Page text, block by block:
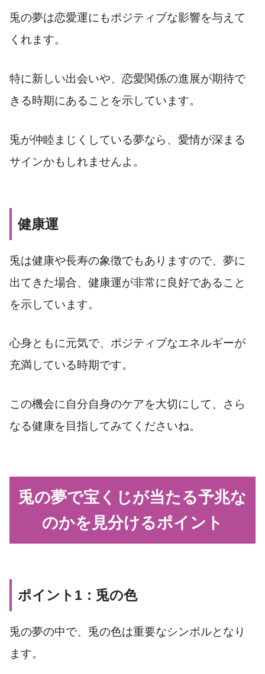
兎の夢は恋愛運にもポジティブな影響を与えて
くれます。
特に新しい出会いや、恋愛関係の進展が期待で
きる時期にあることを示しています。
兎が仲睦まじくしている夢なら、愛情が深まる
サインかもしれませんよ。
健康運
兎は健康や長寿の象徴でもありますので、夢に
出てきた場合、健康運が非常に良好であること
を示しています。
心身ともに元気で、ポジティブなエネルギーが
充満している時期です。
この機会に自分自身のケアを大切にして、さら
なる健康を目指してみてくださいね。
兎の夢で宝くじが当たる予兆な
のかを見分けるポイント
ポイント1：兎の色
兎の夢の中で、兎の色は重要なシンボルとなり
ます。